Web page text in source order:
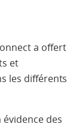
a offert
et
les différents
des